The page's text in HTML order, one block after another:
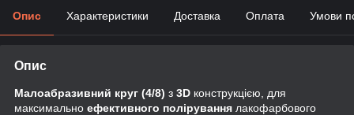
Опис Характеристики Доставка Оплата Умови
Опис
Малоабразивний круг (4/8) з 3D конструкцією, для
максимально ефективного полірування лакофарбового